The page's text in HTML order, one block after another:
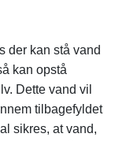
der kan stå vand
kan opstå
Dette vand vil
tilbagefyldet
sikres, at vand,